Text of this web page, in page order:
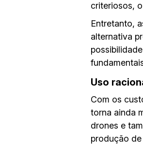
criteriosos,
Entretanto,
alternativa
Uso
Com os
torna ainda
drones e
produção